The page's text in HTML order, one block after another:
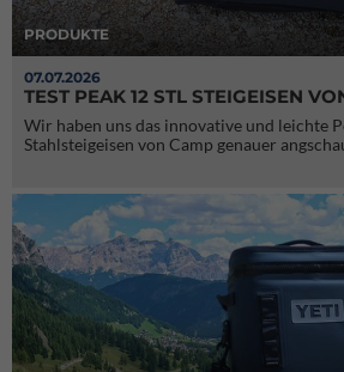
PRODUKTE
07.07.2026
TEST PEAK 12 STL STEIGEISEN
Wir haben uns das innovative und leichte
Stahlsteigeisen von Camp genauer